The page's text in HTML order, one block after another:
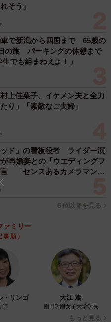
された場合の対応について（提供
に近い席に案内された場
項目を選んでもらったとこ
座る」（1238票）、「気
」（1137票）などに回答
てもらうようお願いする」
ており、さらに「店を出る
という人もいました。これを
ほど「席を変えてもらうよ
う店に行く）」割合が高く
そう」
車で新潟から四国まで 65歳の
の旅 パーキングの休憩まで
でも組まねえよ！」
村上佳菜子、イケメン夫と全力
り」「素敵なご夫婦」
ッド」の看板役者 ライダー演
再婚妻との「ウエディングフ
言 「センスあるカメラマン求
６位以降を見る
ァミリー
事順）
・リンゴ
師
大江 篤
園田学園女子大学学長
もっと見る